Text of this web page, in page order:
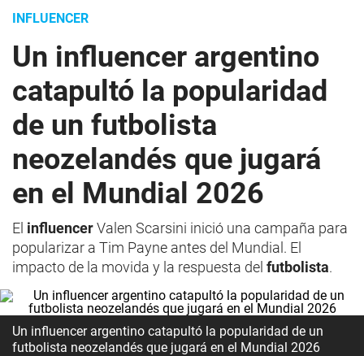
INFLUENCER
Un influencer argentino
catapultó la popularidad
de un futbolista
neozelandés que jugará
en el Mundial 2026
El influencerValen Scarsini inició una campaña para
popularizar a Tim Payne antes del Mundial. El
impacto de la movida y la respuesta del futbolista.
Un influencer argentino catapultó la popularidad de un
futbolista neozelandés que jugará en el Mundial 2026